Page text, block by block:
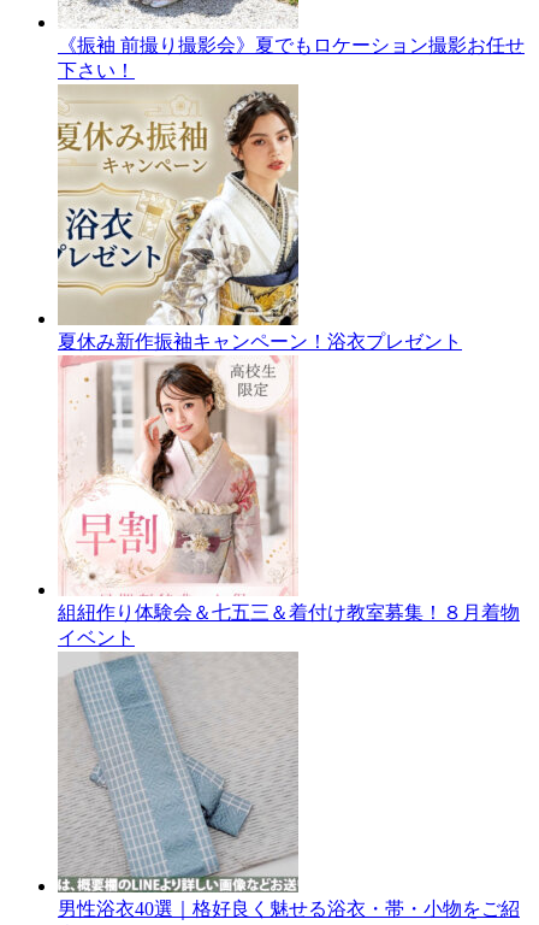
《振袖 前撮り撮影会》夏でもロケーション撮影お任せ
下さい！
夏休み新作振袖キャンペーン！浴衣プレゼント
組紐作り体験会＆七五三＆着付け教室募集！８月着物
イベント
男性浴衣40選｜格好良く魅せる浴衣・帯・小物をご紹